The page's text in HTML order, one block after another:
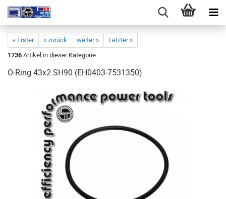
« Erster « zurück weiter »
Letzter »
1736 Artikel in dieser Kategorie
O-Ring 43x2 SH90 (EH0403-7531350)